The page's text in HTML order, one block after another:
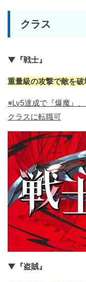
クラス
▼『戦士』
重量級の攻撃で敵を
※Lv5達成で『爆魔』
クラスに転職可
▼『盗賊』